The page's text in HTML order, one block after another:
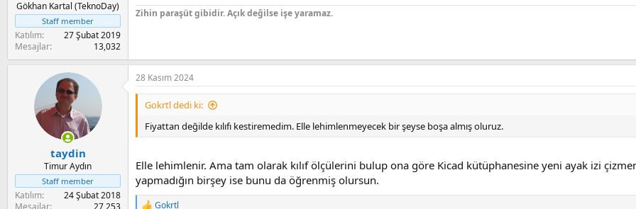
Gökhan Kartal (TeknoDay)
Staff member
Katılım
27 Şubat 2019
Mesajlar
13,032
Zihin paraşüt gibidir. Açık değilse işe yaramaz.
taydin
Timur Aydın
Staff member
Katılım
24 Şubat 2018
Mesajlar
27,253
28 Kasım 2024
Gokrtl dedi ki:
Fiyattan değilde kılıfı kestiremedim. Elle lehimlenmeyecek bir şeyse boşa almış oluruz.
Elle lehimlenir. Ama tam olarak kılıf ölçülerini bulup ona göre Kicad kütüphanesine yeni ayak izi
yapmadığın birşey ise bunu da öğrenmiş olursun.
Gokrtl